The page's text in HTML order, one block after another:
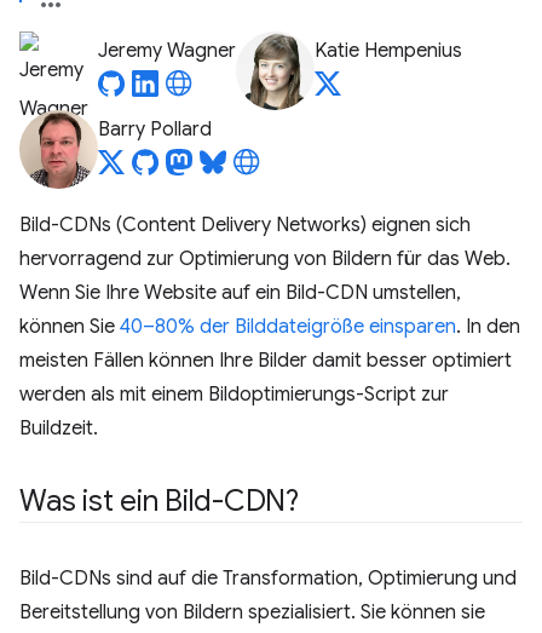
Jeremy Wagner Katie Hempenius
Barry Pollard
Bild-CDNs (Content Delivery Networks) eignen sich
hervorragend zur Optimierung von Bildern für das Web.
Wenn Sie Ihre Website auf ein Bild-CDN umstellen,
können Sie 40–80% der Bilddateigröße einsparen. In den
meisten Fällen können Ihre Bilder damit besser optimiert
werden als mit einem Bildoptimierungs-Script zur
Buildzeit.
Was ist ein Bild-CDN?
Bild-CDNs sind auf die Transformation, Optimierung und
Bereitstellung von Bildern spezialisiert. Sie können sie